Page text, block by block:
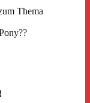
Thema